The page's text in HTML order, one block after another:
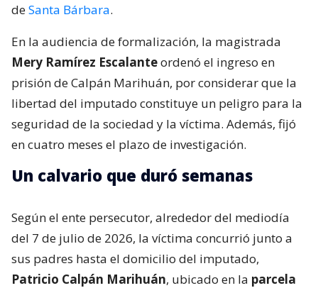
deSanta Bárbara.
En la audiencia de formalización, la magistrada
Mery Ramírez Escalanteordenó el ingreso en
prisión de Calpán Marihuán, por considerar que la
libertad del imputado constituye un peligro para la
seguridad de la sociedad y la víctima. Además, fijó
en cuatro meses el plazo de investigación.
Un calvario que duró semanas
Según el ente persecutor, alrededor del mediodía
del 7 de julio de 2026, la víctima concurrió junto a
sus padres hasta el domicilio del imputado,
Patricio Calpán Marihuán, ubicado en la parcela